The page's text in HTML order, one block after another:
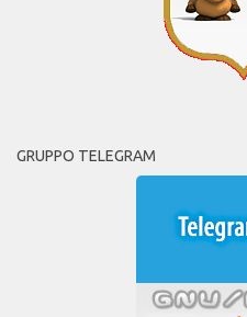
GRUPPO TELEGRAM